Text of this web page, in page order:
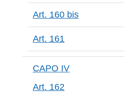
Art. 160 bis
Art. 161
CAPO IV
Art. 162